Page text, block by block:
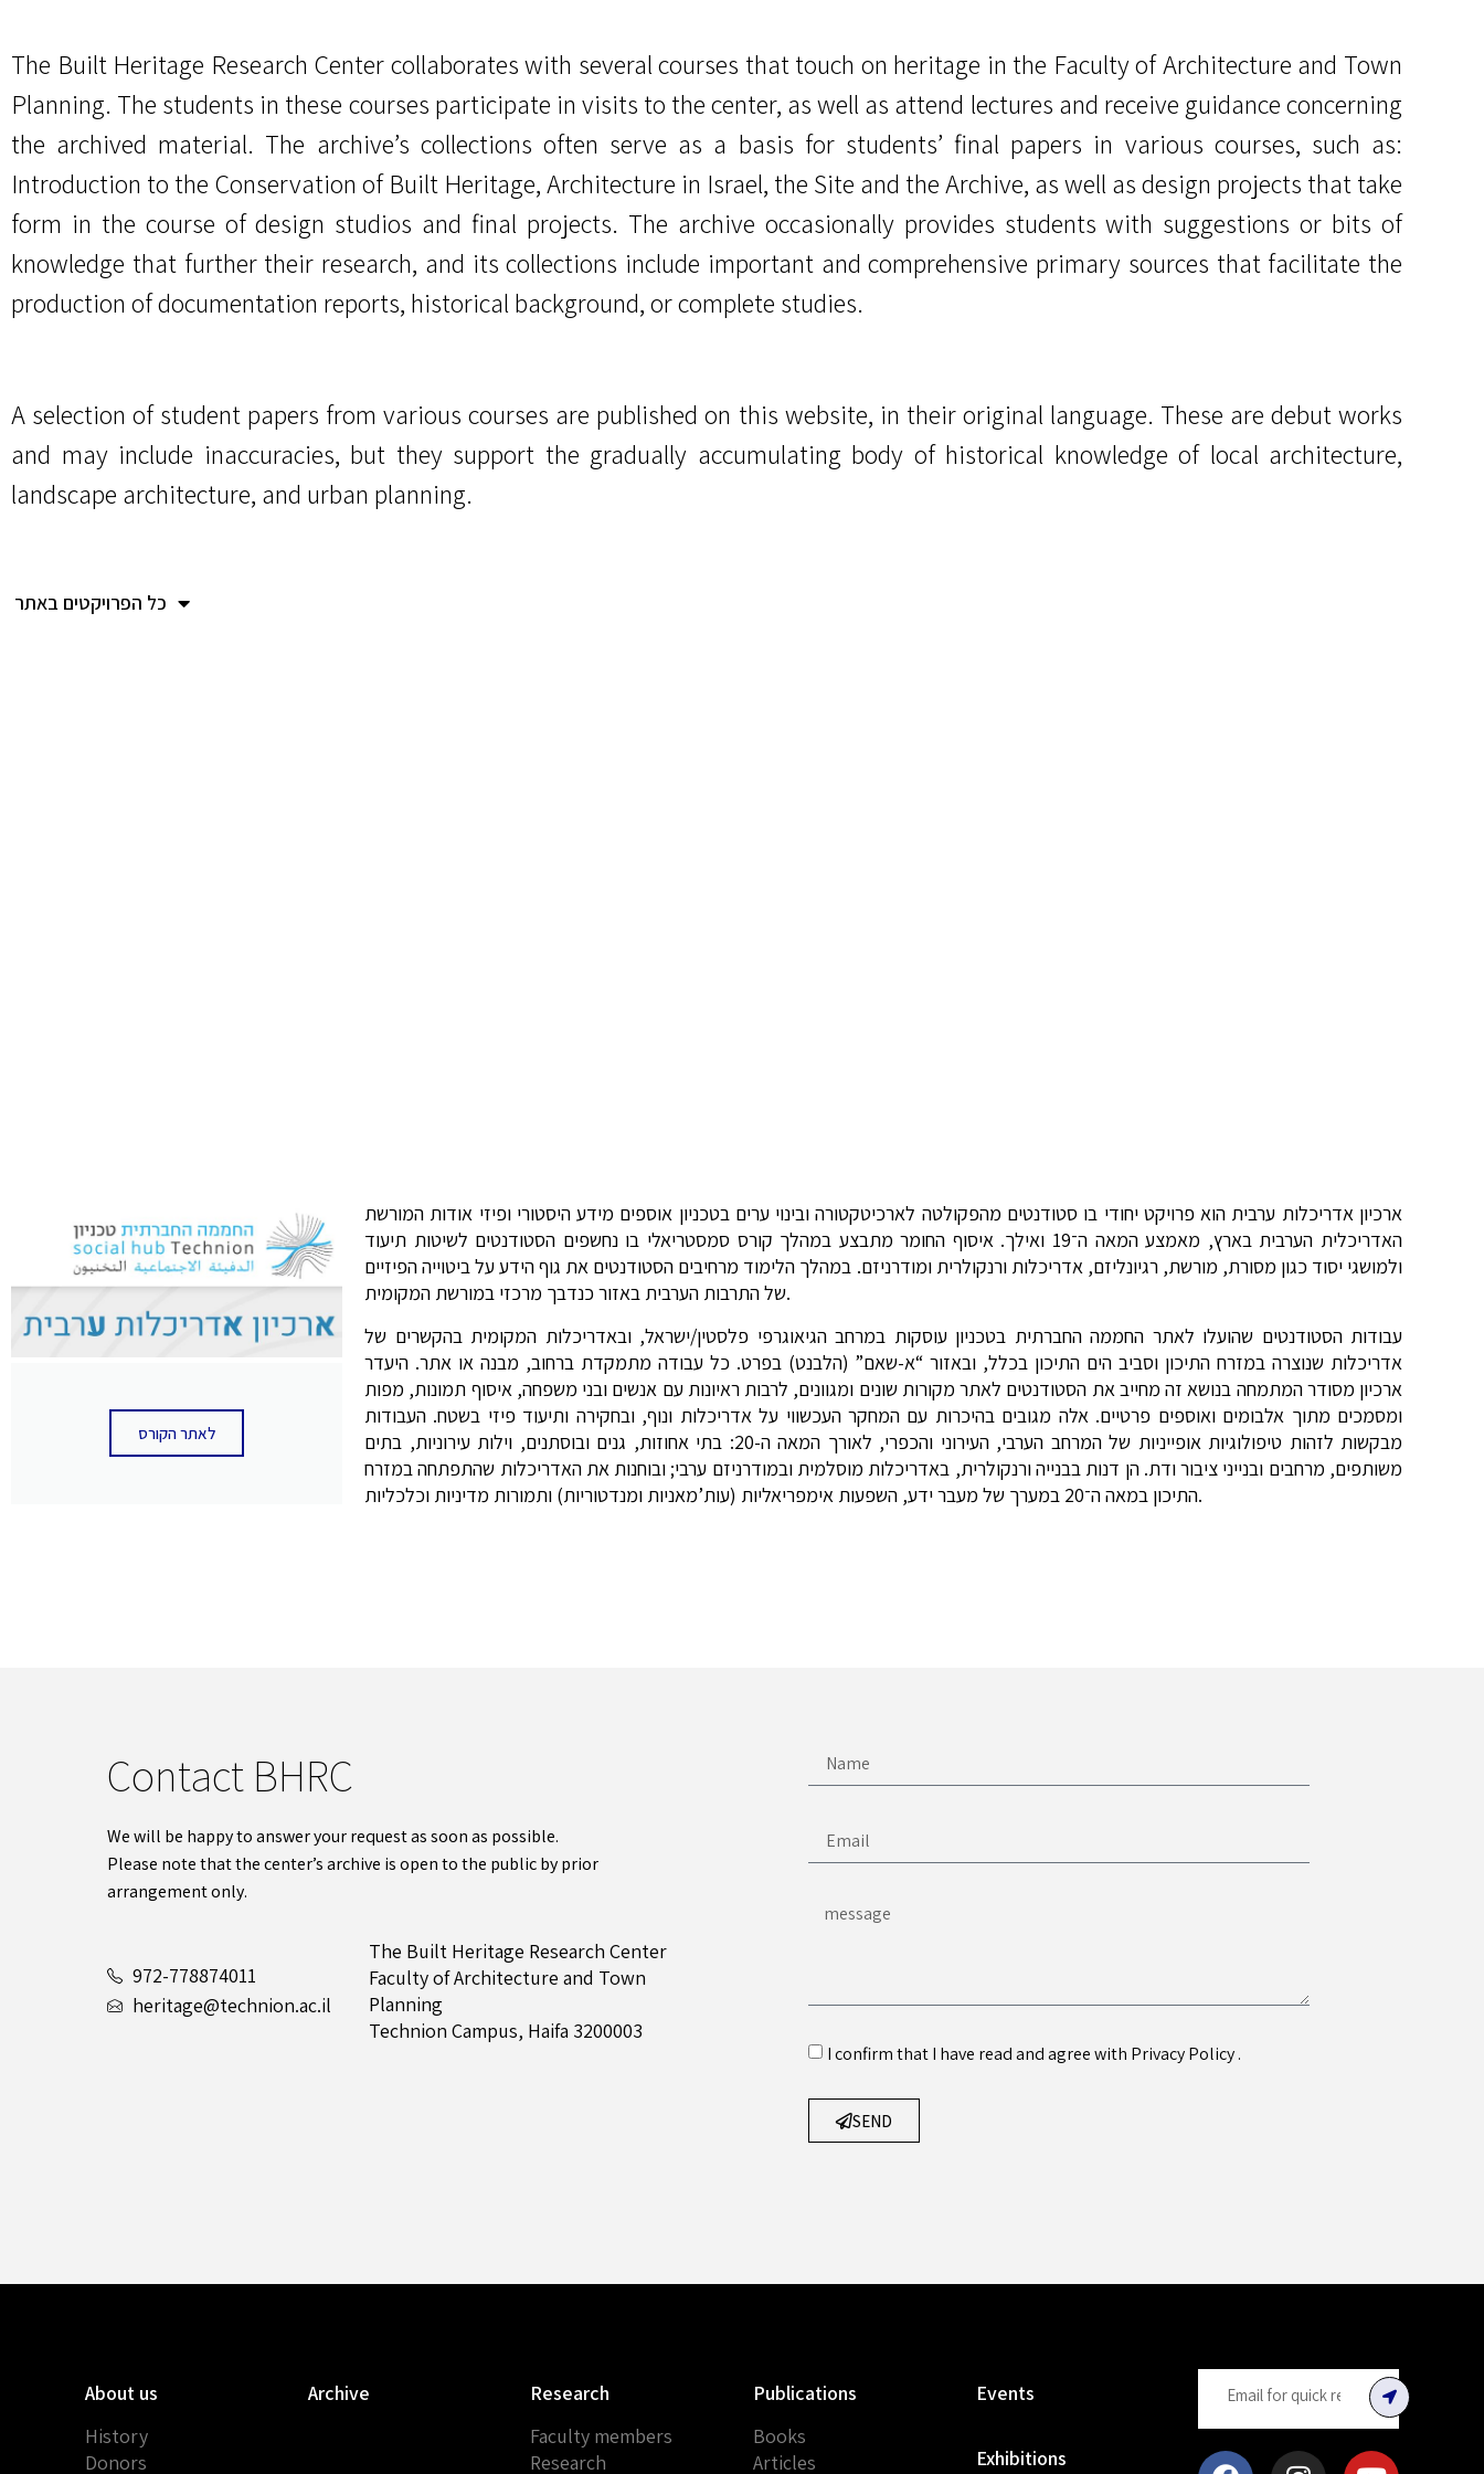
The Built Heritage Research Center collaborates with several courses that touch on heritage in the Faculty of Architecture and Town
Planning. The students in these courses participate in visits to the center, as well as attend lectures and receive guidance concerning
the archived material. The archive’s collections often serve as a basis for students’ final papers in various courses, such as:
Introduction to the Conservation of Built Heritage, Architecture in Israel, the Site and the Archive, as well as design projects that take
form in the course of design studios and final projects. The archive occasionally provides students with suggestions or bits of
knowledge that further their research, and its collections include important and comprehensive primary sources that facilitate the
production of documentation reports, historical background, or complete studies.
A selection of student papers from various courses are published on this website, in their original language. These are debut works
and may include inaccuracies, but they support the gradually accumulating body of historical knowledge of local architecture,
landscape architecture, and urban planning.
כל הפרויקטים באתר
לאתר הקורס
ארכיון אדריכלות ערבית הוא פרויקט יחודי בו סטודנטים מהפקולטה לארכיטקטורה ובינוי ערים בטכניון אוספים מידע היסטורי ופיזי אודות המורשת
האדריכלית הערבית בארץ, מאמצע המאה ה־19 ואילך. איסוף החומר מתבצע במהלך קורס סמסטריאלי בו נחשפים הסטודנטים לשיטות תיעוד
ולמושגי יסוד כגון מסורת, מורשת, רגיונליזם, אדריכלות ורנקולרית ומודרניזם. במהלך הלימוד מרחיבים הסטודנטים את גוף הידע על ביטוייה הפיזיים
של התרבות הערבית באזור כנדבך מרכזי במורשת המקומית.
עבודות הסטודנטים שהועלו לאתר החממה החברתית בטכניון עוסקות במרחב הגיאוגרפי פלסטין/ישראל, ובאדריכלות המקומית בהקשרים של
אדריכלות שנוצרה במזרח התיכון וסביב הים התיכון בכלל, ובאזור “א-שאם” (הלבנט) בפרט. כל עבודה מתמקדת ברחוב, מבנה או אתר. היעדר
ארכיון מסודר המתמחה בנושא זה מחייב את הסטודנטים לאתר מקורות שונים ומגוונים, לרבות ראיונות עם אנשים ובני משפחה, איסוף תמונות, מפות
ומסמכים מתוך אלבומים ואוספים פרטיים. אלה מגובים בהיכרות עם המחקר העכשווי על אדריכלות ונוף, ובחקירה ותיעוד פיזי בשטח. העבודות
מבקשות לזהות טיפולוגיות אופייניות של המרחב הערבי, העירוני והכפרי, לאורך המאה ה-20: בתי אחוזות, גנים ובוסתנים, וילות עירוניות, בתים
משותפים, מרחבים ובנייני ציבור ודת. הן דנות בבנייה ורנקולרית, באדריכלות מוסלמית ובמודרניזם ערבי; ובוחנות את האדריכלות שהתפתחה במזרח
התיכון במאה ה־20 במערך של מעבר ידע, השפעות אימפריאליות (עות’מאניות ומנדטוריות) ותמורות מדיניות וכלכליות.
Contact BHRC
We will be happy to answer your request as soon as possible.
Please note that the center’s archive is open to the public by prior
arrangement only.
972-778874011
heritage@technion.ac.il
The Built Heritage Research Center
Faculty of Architecture and Town
Planning
Technion Campus, Haifa 3200003
I confirm that I have read and agree with Privacy Policy.
SEND
About us
History
Donors
Archive
Research
Faculty members
Research
Publications
Books
Articles
Events
Exhibitions